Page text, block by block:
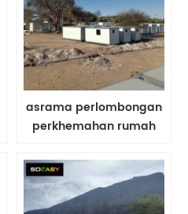
asrama perlombongan
perkhemahan rumah
kem buruh pembekal